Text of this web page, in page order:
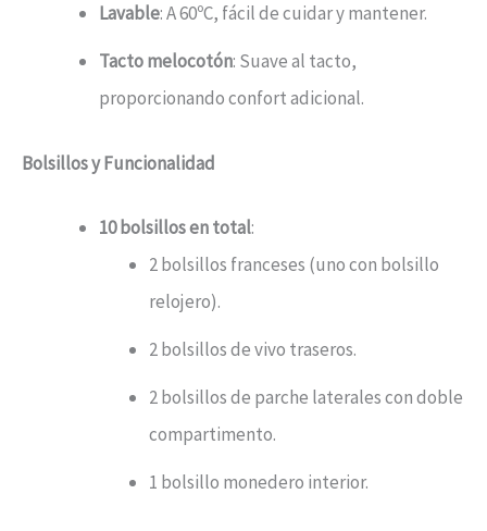
Lavable: A 60ºC, fácil de cuidar y mantener.
Tacto melocotón: Suave al tacto,
proporcionando confort adicional.
Bolsillos y Funcionalidad
10 bolsillos en total:
2 bolsillos franceses (uno con bolsillo
relojero).
2 bolsillos de vivo traseros.
2 bolsillos de parche laterales con doble
compartimento.
1 bolsillo monedero interior.